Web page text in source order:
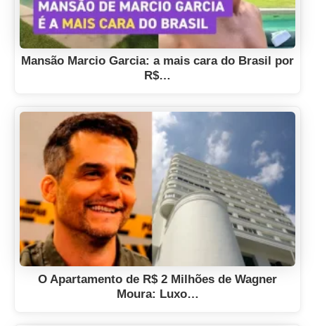
Mansão Marcio Garcia: a mais cara do Brasil por
R$…
O Apartamento de R$ 2 Milhões de Wagner
Moura: Luxo…